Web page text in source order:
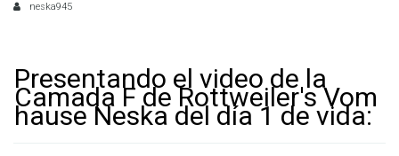
neska945
Presentando el video de la
Camada F de Rottweiler's Vom
hause Neska del día 1 de vida: